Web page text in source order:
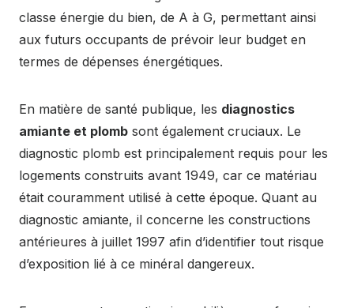
classe énergie du bien, de A à G, permettant ainsi
aux futurs occupants de prévoir leur budget en
termes de dépenses énergétiques.
En matière de santé publique, les diagnostics
amiante et plomb sont également cruciaux. Le
diagnostic plomb est principalement requis pour les
logements construits avant 1949, car ce matériau
était couramment utilisé à cette époque. Quant au
diagnostic amiante, il concerne les constructions
antérieures à juillet 1997 afin d’identifier tout risque
d’exposition lié à ce minéral dangereux.